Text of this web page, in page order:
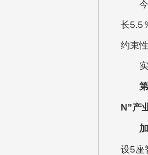
长5.5
约束
N”产
设5座